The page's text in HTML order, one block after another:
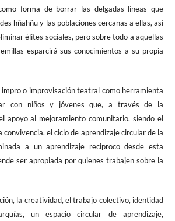
forma de borrar las delgadas líneas que
hñähñu y las poblaciones cercanas a ellas, así
élites sociales, pero sobre todo a aquellas
esparcirá sus conocimientos a su propia
o improvisación teatral como herramienta
con niños y jóvenes que, a través de la
apoyo al mejoramiento comunitario, siendo el
convivencia, el ciclo de aprendizaje circular de la
a un aprendizaje reciproco desde esta
ser apropiada por quienes trabajen sobre la
la creatividad, el trabajo colectivo, identidad
un espacio circular de aprendizaje,